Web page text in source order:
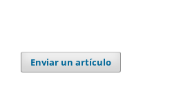
Enviar un artículo